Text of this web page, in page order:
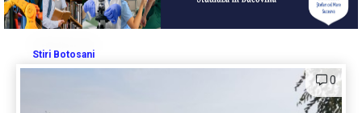
Stiri Botosani
0